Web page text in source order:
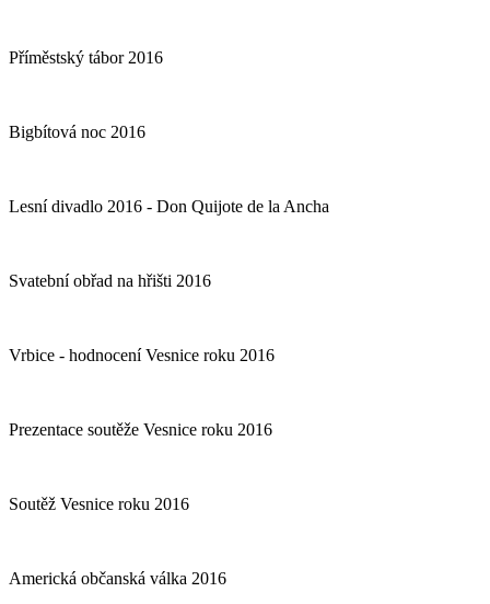
Příměstský tábor 2016
Bigbítová noc 2016
Lesní divadlo 2016 - Don Quijote de la Ancha
Svatební obřad na hřišti 2016
Vrbice - hodnocení Vesnice roku 2016
Prezentace soutěže Vesnice roku 2016
Soutěž Vesnice roku 2016
Americká občanská válka 2016